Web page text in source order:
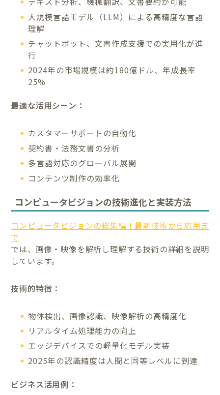
大規模言語モデル（LLM）による高精度な言語
理解
チャットボット、文書作成支援での実用化が進
行
2024年の市場規模は約180億ドル、年成長率
25%
最適な活用シーン：
カスタマーサポートの自動化
契約書・法務文書の分析
多言語対応のグローバル展開
コンテンツ制作の効率化
コンピュータビジョンの技術進化と実装方法
コンピュータビジョンの総集編！最新技術から応用ま
で
では、画像・映像を解析し理解する技術の詳細を説明
しています。
技術的特徴：
物体検出、画像認識、映像解析の高精度化
リアルタイム処理能力の向上
エッジデバイスでの軽量化モデル実装
2025年の認識精度は人間と同等レベルに到達
ビジネス活用例：